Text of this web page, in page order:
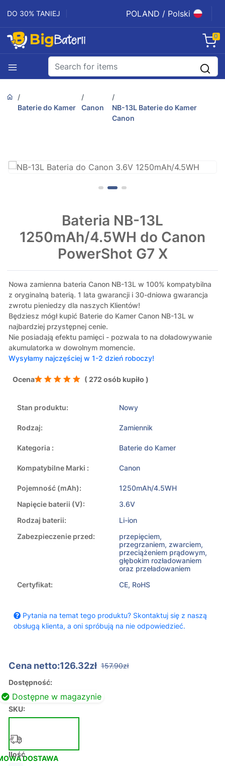
DO 30% TANIEJ POLAND / Polski
0
Baterie do Kamer Canon
NB-13L Baterie do Kamer
Canon
Bateria NB-13L
1250mAh/4.5WH do Canon
PowerShot G7 X
Nowa zamienna bateria Canon NB-13L w 100% kompatybilna
z oryginalną baterią. 1 lata gwarancji i 30-dniowa gwarancja
zwrotu pieniedzy dla naszych Klientów!
Będziesz mógł kupić Baterie do Kamer Canon NB-13L w
najbardziej przystępnej cenie.
Nie posiadają efektu pamięci - pozwala to na doładowywanie
akumulatorka w dowolnym momencie.
Wysyłamy najczęściej w 1-2 dzień roboczy!
Ocena ( 272 osób kupiło )
Stan produktu: Nowy
Rodzaj: Zamiennik
Kategoria : Baterie do Kamer
Kompatybilne Marki : Canon
Pojemność (mAh):
1250mAh/4.5WH
Napięcie baterii (V):
3.6V
Rodzaj baterii:
Li-ion
Zabezpieczenie przed:
przepięciem,
przegrzaniem, zwarciem,
przeciążeniem prądowym,
głębokim rozładowaniem
oraz przeładowaniem
Certyfikat:
CE, RoHS
Pytania na temat tego produktu? Skontaktuj się z naszą
obsługą klienta, a oni spróbują na nie odpowiedzieć.
Cena netto:126.32zł 157.90zł
Dostępność:
Dostępne w magazynie
SKU:
DOSTAWA
Ilość